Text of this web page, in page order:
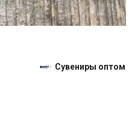
Сувениры оптом